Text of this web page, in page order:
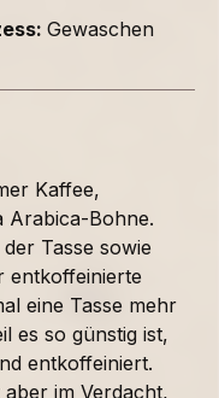
Gewaschen
Kaffee,
Arabica-Bohne.
Tasse sowie
entkoffeinierte
eine Tasse mehr
es so günstig ist,
entkoffeiniert.
im Verdacht,